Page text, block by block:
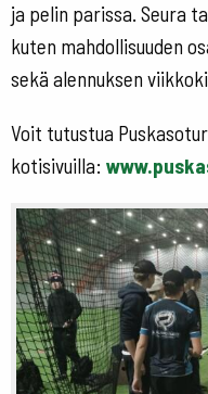
ja pelin parissa. Seura
kuten mahdollisuuden
sekä alennuksen
Voit tutustua
kotisivuilla: